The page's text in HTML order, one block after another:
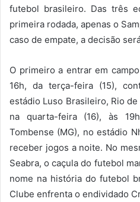
futebol brasileiro. Das três
primeira rodada, apenas o
caso de empate, a decisão
O primeiro a entrar em
16h, da terça-feira (15),
estádio Luso Brasileiro, Rio
na quarta-feira (16), às
Tombense (MG), no estádio
receber jogos a noite. No
Seabra, o caçula do futebol
nome na história do futebol
Clube enfrenta o endividado